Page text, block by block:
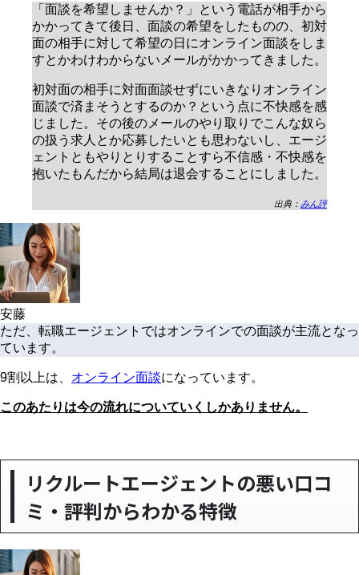
「面談を希望しませんか？」という電話が相手から
かかってきて後日、面談の希望をしたものの、初対
面の相手に対して希望の日にオンライン面談をしま
すとかわけわからないメールがかかってきました。
初対面の相手に対面面談せずにいきなりオンライン
面談で済まそうとするのか？という点に不快感を感
じました。その後のメールのやり取りでこんな奴ら
の扱う求人とか応募したいとも思わないし、エージ
ェントともやりとりすることすら不信感・不快感を
抱いたもんだから結局は退会することにしました。
出典： みん評
安藤
ただ、転職エージェントではオンラインでの面談が主流となっ
ています。
9割以上は、 オンライン面談になっています。
このあたりは今の流れについていくしかありません。
リクルートエージェントの悪い口コ
ミ・評判からわかる特徴